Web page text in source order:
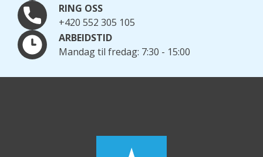
RING OSS
+420 552 305 105
ARBEIDSTID
Mandag til fredag: 7:30 - 15:00